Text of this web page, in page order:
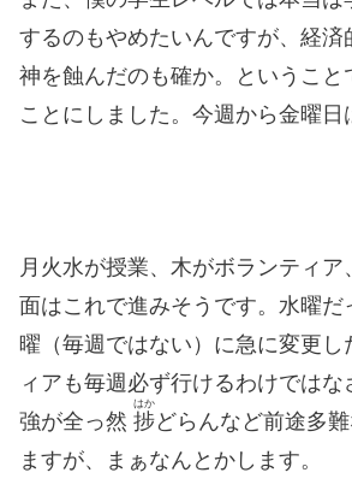
するのもやめたいんですが、経済
神を蝕んだのも確か。ということ
ことにしました。今週から金曜日
月火水が授業、木がボランティア
面はこれで進みそうです。水曜だ
曜（毎週ではない）に急に変更し
ィアも毎週必ず行けるわけでは
強が全っ然 捗
はか
どらんなど前途多
ますが、まぁなんとかします。